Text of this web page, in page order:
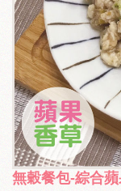
無穀餐包-綜合